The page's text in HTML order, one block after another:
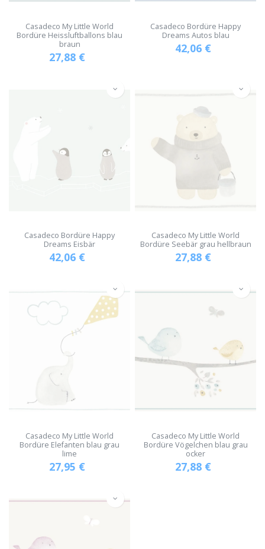
Casadeco My Little World
Bordüre Heissluftballons blau
braun
27,88 €
Casadeco Bordüre Happy
Dreams Autos blau
42,06 €
Casadeco Bordüre Happy
Dreams Eisbär
42,06 €
Casadeco My Little World
Bordüre Seebär grau hellbraun
27,88 €
Casadeco My Little World
Bordüre Elefanten blau grau
lime
27,95 €
Casadeco My Little World
Bordüre Vögelchen blau grau
ocker
27,88 €